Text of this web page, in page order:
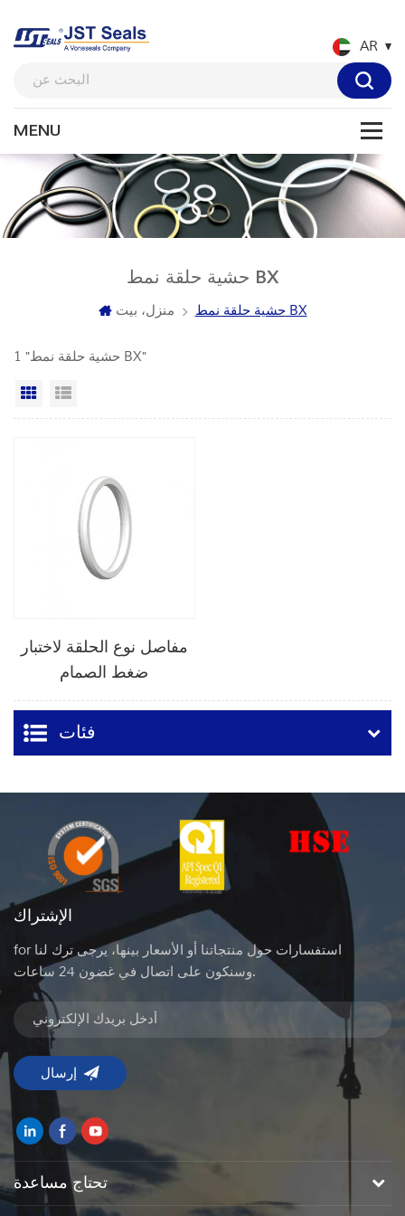
AR
حشية حلقة نمط BX
منزل، بيت حشية حلقة نمط BX
1 "حشية حلقة نمط BX"
عرض شبكي
مفاصل نوع الحلقة لاختبار
ضغط الصمام
فئات
الإشتراك
for استفسارات حول منتجاتنا أو الأسعار بينها، يرجى ترك لنا
وسنكون على اتصال في غضون 24 ساعات.
تحتاج مساعدة